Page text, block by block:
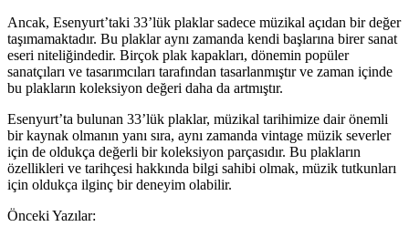
Ancak, Esenyurt’taki 33’lük plaklar sadece müzikal açıdan bir değer
taşımamaktadır. Bu plaklar aynı zamanda kendi başlarına birer sanat
eseri niteliğindedir. Birçok plak kapakları, dönemin popüler
sanatçıları ve tasarımcıları tarafından tasarlanmıştır ve zaman içinde
bu plakların koleksiyon değeri daha da artmıştır.
Esenyurt’ta bulunan 33’lük plaklar, müzikal tarihimize dair önemli
bir kaynak olmanın yanı sıra, aynı zamanda vintage müzik severler
için de oldukça değerli bir koleksiyon parçasıdır. Bu plakların
özellikleri ve tarihçesi hakkında bilgi sahibi olmak, müzik tutkunları
için oldukça ilginç bir deneyim olabilir.
Önceki Yazılar: